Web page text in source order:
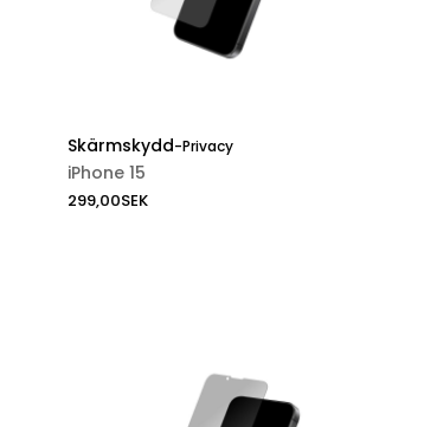
Skärmskydd-Privacy
iPhone 15
299,00SEK